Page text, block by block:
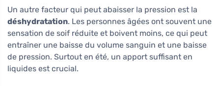
Un autre facteur qui peut abaisser la pression est la
déshydratation. Les personnes âgées ont souvent une
sensation de soif réduite et boivent moins, ce qui peut
entraîner une baisse du volume sanguin et une baisse
de pression. Surtout en été, un apport suffisant en
liquides est crucial.